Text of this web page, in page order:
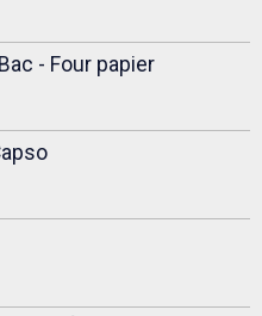
- Four papier